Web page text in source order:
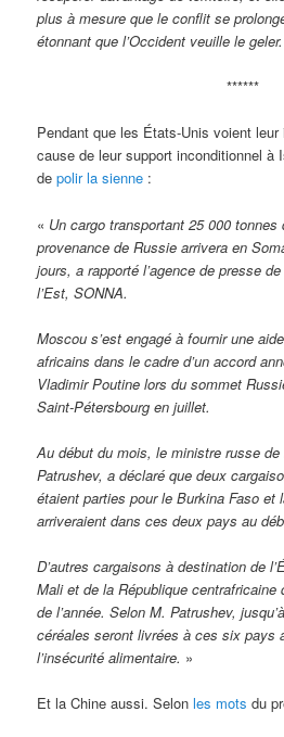
plus à mesure que le conflit se
étonnant que l’Occident veuille le geler.
******
Pendant que les États-Unis voient
cause de leur support inconditionnel à
depolir la sienne :
« Un cargo transportant 25 000
provenance de Russie arrivera en
jours, a rapporté l’agence de presse
l’Est, SONNA.
Moscou s’est engagé à fournir une
africains dans le cadre d’un accord
Vladimir Poutine lors du sommet
Saint-Pétersbourg en juillet.
Au début du mois, le ministre russe de
Patrushev, a déclaré que deux
étaient parties pour le Burkina Faso et
arriveraient dans ces deux pays au
D’autres cargaisons à destination de
Mali et de la République centrafricaine
de l’année. Selon M. Patrushev,
céréales seront livréesà ces six pays
l’insécurité alimentaire. »
Et la Chine aussi. Selonles mots du